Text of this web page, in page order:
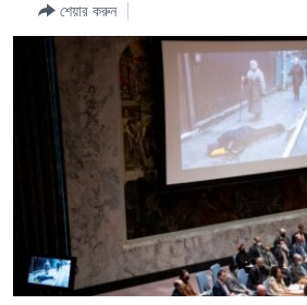
ভারত
Learning English
FOLLOW US
শেয়ার করুন